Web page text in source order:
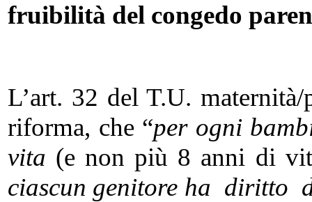
fruibilità del congedo
L’art. 32 del T.U.
riforma, che “per ogni
vita (e non più 8 anni di
ciascun genitore ha diritto